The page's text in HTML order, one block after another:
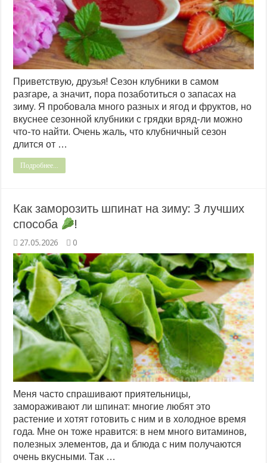
Приветствую, друзья! Сезон клубники в самом
разгаре, а значит, пора позаботиться о запасах на
зиму. Я пробовала много разных и ягод и фруктов, но
вкуснее сезонной клубники с грядки вряд-ли можно
что-то найти. Очень жаль, что клубничный сезон
длится от …
Подробнее...
Как заморозить шпинат на зиму: 3 лучших
способа
!
27.05.2026 0
Меня часто спрашивают приятельницы,
замораживают ли шпинат: многие любят это
растение и хотят готовить с ним и в холодное время
года. Мне он тоже нравится: в нем много витаминов,
полезных элементов, да и блюда с ним получаются
очень вкусными. Так …